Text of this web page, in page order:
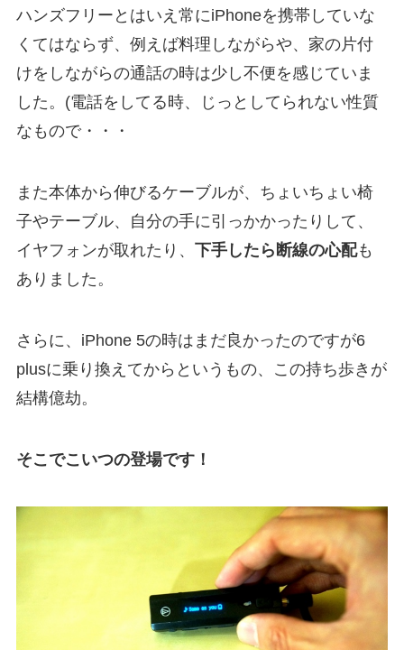
ハンズフリーとはいえ常にiPhoneを携帯していな
くてはならず、例えば料理しながらや、家の片付
けをしながらの通話の時は少し不便を感じていま
した。(電話をしてる時、じっとしてられない性質
なもので・・・
また本体から伸びるケーブルが、ちょいちょい椅
子やテーブル、自分の手に引っかかったりして、
イヤフォンが取れたり、 下手したら断線の心配も
ありました。
さらに、iPhone 5の時はまだ良かったのですが6
plusに乗り換えてからというもの、この持ち歩きが
結構億劫。
そこでこいつの登場です！